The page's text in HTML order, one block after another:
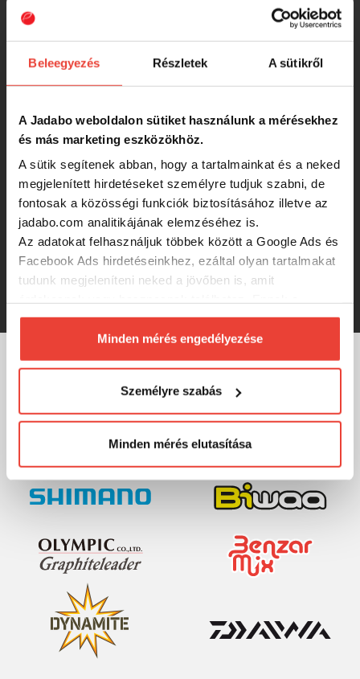
Beleegyezés Részletek A sütikről
A Jadabo weboldalon sütiket használunk a mérésekhez
és más marketing eszközökhöz.
A sütik segítenek abban, hogy a tartalmainkat és a neked
megjelenített hirdetéseket személyre tudjuk szabni, de
fontosak a közösségi funkciók biztosításához illetve az
jadabo.com analitikájának elemzéséhez is.
Az adatokat felhasználjuk többek között a Google Ads és
Facebook Ads hirdetéseinkhez, ezáltal olyan tartalmakat
tudunk megjeleníteni neked a jövőben is, amit
biztosításához arra kérünk, hogy engedd meg
számunkra minden mérés használatát.
Természetesensoha semmilyen formában nem fogunk
megváltoztathatod a döntésed ezzel kapcsolatban.
Előre is köszönjük!
Minden mérés engedélyezése
Személyre szabás
Minden mérés elutasítása
Upstream Fusion 3" 75mm Gumihal
Violet Green (6 db/csomag)
1 990 Ft
Upstream Fusion 3" 75mm Gumihal
Violet (6 db/csomag)
1 990 Ft
Upstream Fusion 3" 75mm Gumihal
Motor Oil (6 db/csomag)
MÁRKÁINK